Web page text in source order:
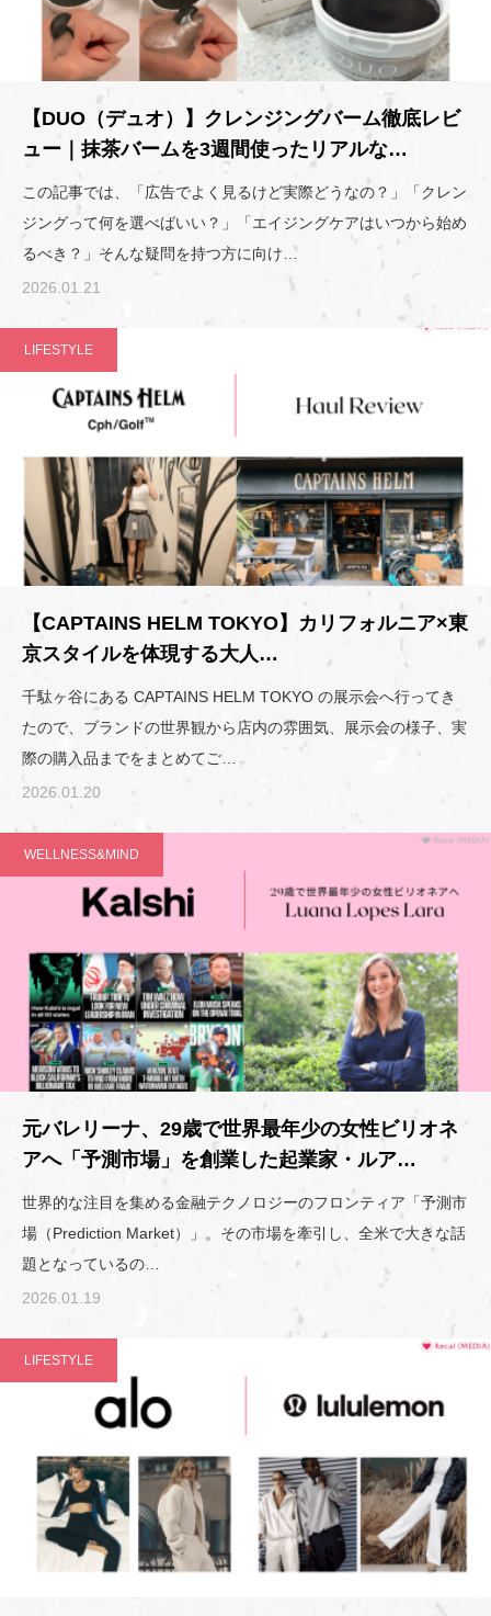
【DUO（デュオ）】クレンジングバーム徹底レビ
ュー｜抹茶バームを3週間使ったリアルな…
この記事では、「広告でよく見るけど実際どうなの？」「クレン
ジングって何を選べばいい？」「エイジングケアはいつから始め
るべき？」そんな疑問を持つ方に向け…
2026.01.21
LIFESTYLE
【CAPTAINS HELM TOKYO】カリフォルニア×東
京スタイルを体現する大人…
千駄ヶ谷にある CAPTAINS HELM TOKYO の展示会へ行ってき
たので、ブランドの世界観から店内の雰囲気、展示会の様子、実
際の購入品までをまとめてご…
2026.01.20
WELLNESS&MIND
元バレリーナ、29歳で世界最年少の女性ビリオネ
アへ「予測市場」を創業した起業家・ルア…
世界的な注目を集める金融テクノロジーのフロンティア「予測市
場（Prediction Market）」。その市場を牽引し、全米で大きな話
題となっているの…
2026.01.19
LIFESTYLE